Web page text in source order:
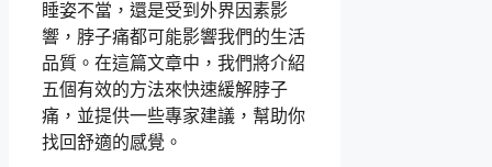
睡姿不當，還是受到外界因素影
響，脖子痛都可能影響我們的生活
品質。在這篇文章中，我們將介紹
五個有效的方法來快速緩解脖子
痛，並提供一些專家建議，幫助你
找回舒適的感覺。